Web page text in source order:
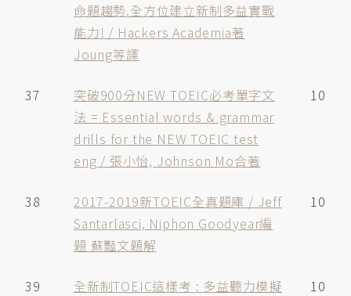
命題趨勢.全方位建立新制多益實戰
能力! / Hackers Academia著
Joung等譯
37
突破900分NEW TOEIC必考單字文
法 = Essential words & grammar
drills for the NEW TOEIC test
eng / 張小怡, Johnson Mo合著
10
38
2017-2019新TOEIC全真題庫 / Jeff
Santarlasci, Niphon Goodyear編
題 蘇豔文題解
10
39
全新制TOEIC這樣考 : 多益聽力模擬
10